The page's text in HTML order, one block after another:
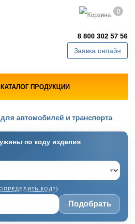
0
8 800 302 57 56
Заявка онлайн
КАТАЛОГ ПРОДУКЦИИ
автомобилей и транспорта
по коду изделия
▾
КОД?)
Подобрать